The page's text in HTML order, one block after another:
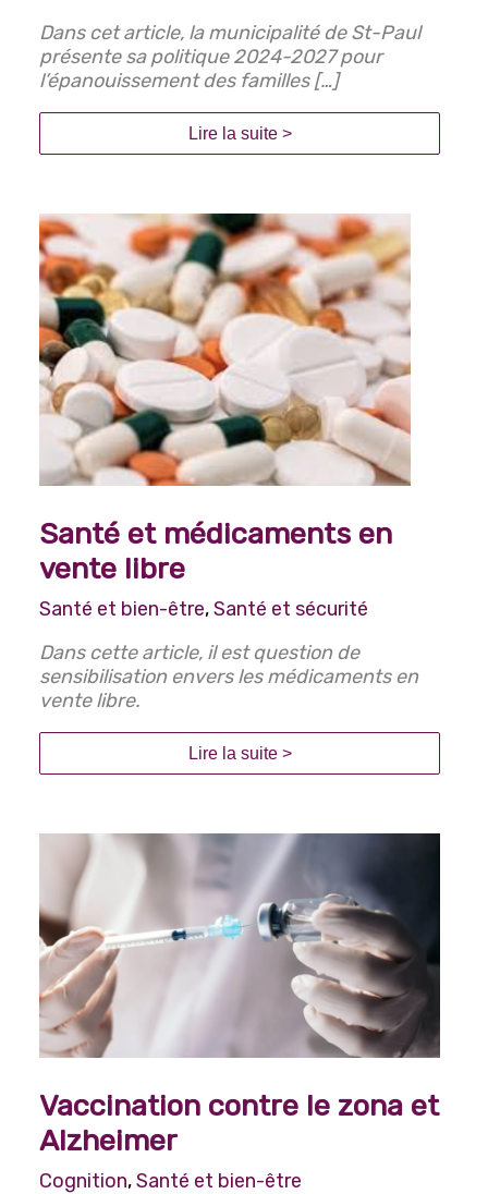
Dans cet article, la municipalité de St-Paul
présente sa politique 2024-2027 pour
l’épanouissement des familles […]
Lire la suite >
Santé et médicaments en
vente libre
Santé et bien-être,Santé et sécurité
Dans cette article, il est question de
sensibilisation envers les médicaments en
vente libre.
Lire la suite >
Vaccination contre le zona et
Alzheimer
Cognition,Santé et bien-être